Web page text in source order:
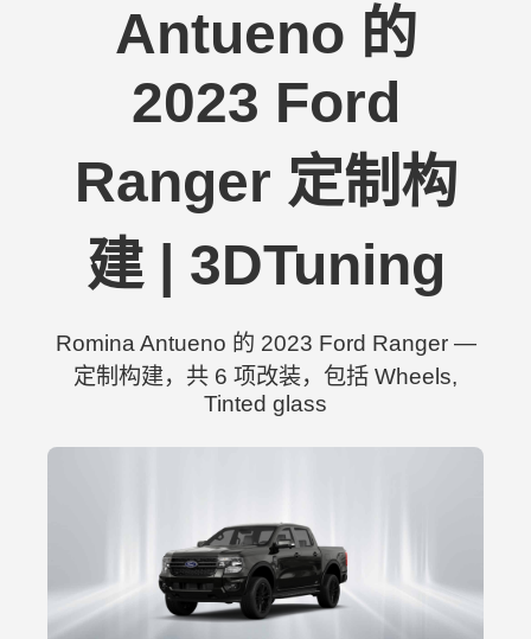
Antueno 的
2023 Ford
Ranger 定制构
建 | 3DTuning
Romina Antueno 的 2023 Ford Ranger —
定制构建，共 6 项改装，包括 Wheels,
Tinted glass